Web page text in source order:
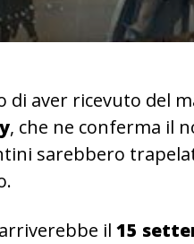
di aver ricevuto del
, che ne conferma il
sarebbero
il 15